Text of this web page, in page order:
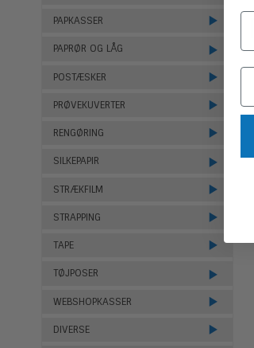
PAPKASSER
PAPRØR OG LÅG
POSTÆSKER
PRØVEKUVERTER
RENGØRING
SILKEPAPIR
STRÆKFILM
STRAPPING
TAPE
TØJPOSER
WEBSHOPKASSER
DIVERSE